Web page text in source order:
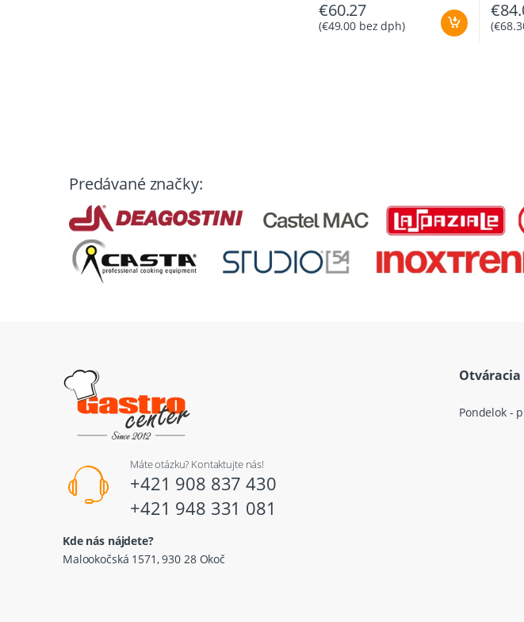
€60.27
(€49.00 bez dph)
€
(€
Predávané značky:
Máte otázku? Kontaktujte nás!
+421 908 837 430
+421 948 331 081
Kde nás nájdete?
Malookočská 1571, 930 28 Okoč
Otváracia
Pondelok -